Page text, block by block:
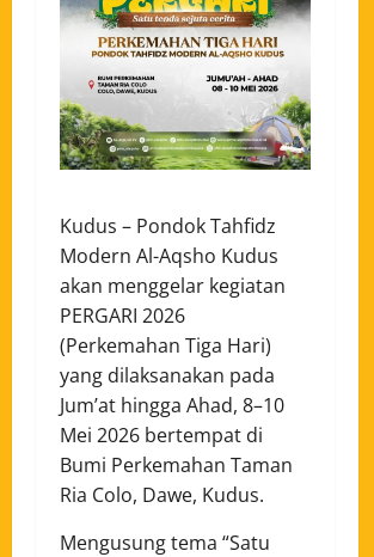
Kudus – Pondok Tahfidz
Modern Al-Aqsho Kudus
akan menggelar kegiatan
PERGARI 2026
(Perkemahan Tiga Hari)
yang dilaksanakan pada
Jum’at hingga Ahad, 8–10
Mei 2026 bertempat di
Bumi Perkemahan Taman
Ria Colo, Dawe, Kudus.
Mengusung tema “Satu